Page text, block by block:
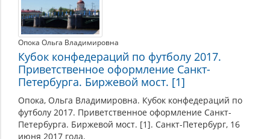
Опока Ольга Владимировна
Кубок конфедераций по футболу 2017.
Приветственное оформление Санкт-
Петербурга. Биржевой мост. [1]
Опока, Ольга Владимировна. Кубок конфедераций по
футболу 2017. Приветственное оформление Санкт-
Петербурга. Биржевой мост. [1]. Санкт-Петербург, 16
июня 2017 года.